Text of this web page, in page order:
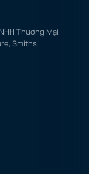
Thương Mại
Smiths